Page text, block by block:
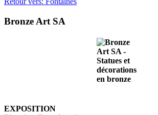
Bronze Art SA
EXPOSITION